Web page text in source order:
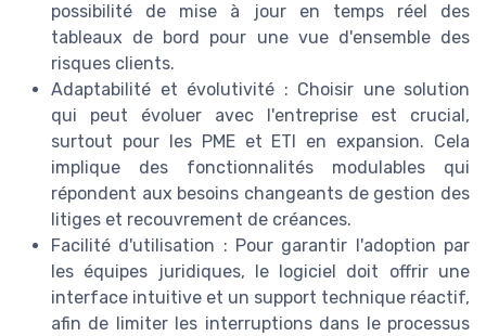
possibilité de mise à jour en temps réel des
tableaux de bord pour une vue d'ensemble des
risques clients.
Adaptabilité et évolutivité : Choisir une solution
qui peut évoluer avec l'entreprise est crucial,
surtout pour les PME et ETI en expansion. Cela
implique des fonctionnalités modulables qui
répondent aux besoins changeants de gestion des
litiges et recouvrement de créances.
Facilité d'utilisation : Pour garantir l'adoption par
les équipes juridiques, le logiciel doit offrir une
interface intuitive et un support technique réactif,
afin de limiter les interruptions dans le processus